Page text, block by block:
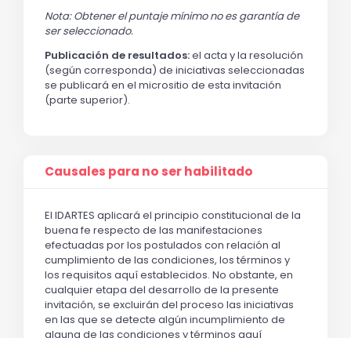
Nota: Obtener el puntaje mínimo no es garantía de
ser seleccionado.
Publicación de resultados:el acta y la resolución
(según corresponda) de iniciativas seleccionadas
se publicará en el micrositio de esta invitación
(parte superior).
Causales para no ser habilitado
El IDARTES aplicará el principio constitucional de la
buena fe respecto de las manifestaciones
efectuadas por los postulados con relación al
cumplimiento de las condiciones, los términos y
los requisitos aquí establecidos. No obstante, en
cualquier etapa del desarrollo de la presente
invitación, se excluirán del proceso las iniciativas
en las que se detecte algún incumplimiento de
alguna de las condiciones y términos aquí